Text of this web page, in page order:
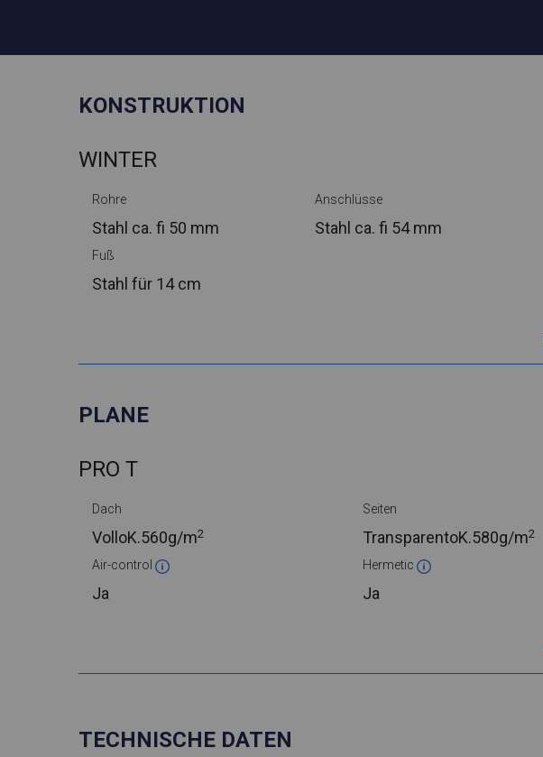
KONSTRUKTION
WINTER
Rohre
Stahl ca. fi 50 mm
Anschlüsse
Stahl ca. fi 54 mm
Fuß
Stahl für 14 cm
PLANE
PRO T
Dach
VolloK.560g/m2
Seiten
TransparentoK.580g/m2
Air-control
Ja
Hermetic
Ja
TECHNISCHE DATEN